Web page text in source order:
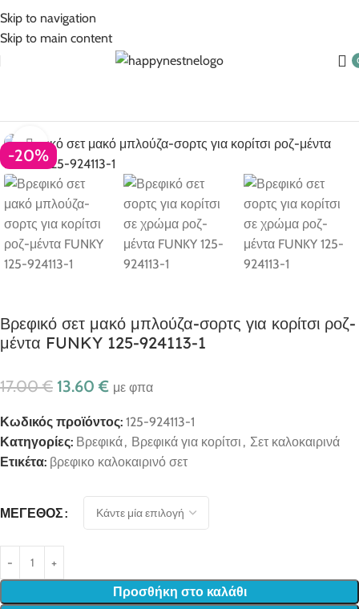
Skip to navigation
Skip to main content
-20%
Click to enlarge
Βρεφικό σετ μακό μπλούζα-σορτς για κορίτσι ροζ-
μέντα FUNKY 125-924113-1
17.00€ 13.60€ με φπα
Κωδικός προϊόντος: 125-924113-1
Κατηγορίες: Βρεφικά, Βρεφικά για κορίτσι , Σετ καλοκαιρινά
Ετικέτα: βρεφικο καλοκαιρινό σετ
ΜΈΓΕΘΟΣ
Προσθήκη στο καλάθι
5% Επιπλέον έκπτωση για πληρωμές με κάρτα!